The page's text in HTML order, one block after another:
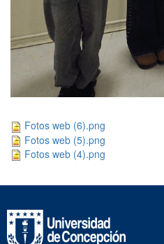
Fotos web (6).png
Fotos web (5).png
Fotos web (4).png